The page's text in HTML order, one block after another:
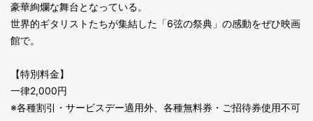
豪華絢爛な舞台となっている。
世界的ギタリストたちが集結した「6弦の祭典」の感動をぜひ映画
館で。
【特別料金】
一律2,000円
※各種割引・サービスデー適用外、各種無料券・ご招待券使用不可